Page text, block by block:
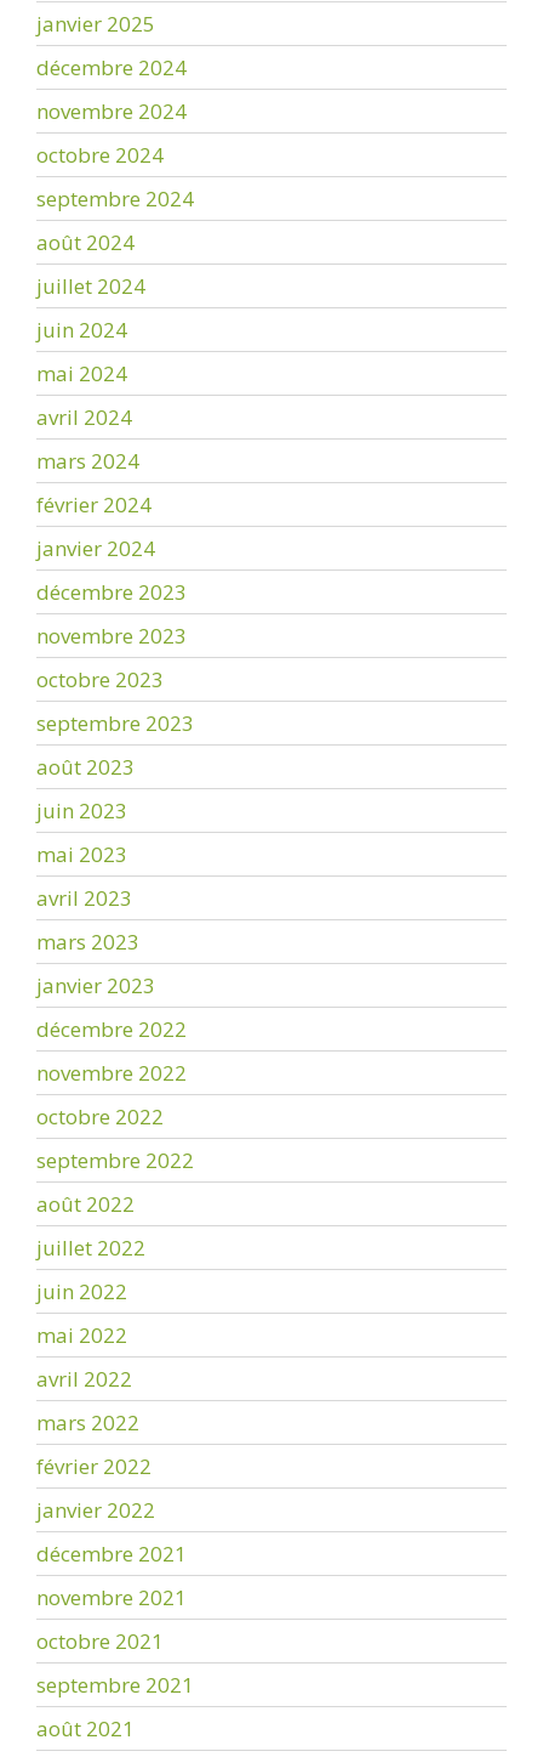
janvier 2025
décembre 2024
novembre 2024
octobre 2024
septembre 2024
août 2024
juillet 2024
juin 2024
mai 2024
avril 2024
mars 2024
février 2024
janvier 2024
décembre 2023
novembre 2023
octobre 2023
septembre 2023
août 2023
juin 2023
mai 2023
avril 2023
mars 2023
janvier 2023
décembre 2022
novembre 2022
octobre 2022
septembre 2022
août 2022
juillet 2022
juin 2022
mai 2022
avril 2022
mars 2022
février 2022
janvier 2022
décembre 2021
novembre 2021
octobre 2021
septembre 2021
août 2021